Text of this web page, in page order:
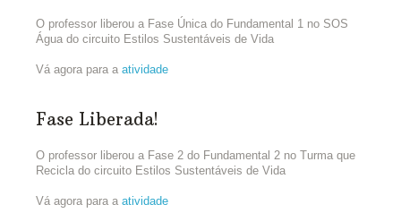
O professor liberou a Fase Única do Fundamental 1 no SOS
Água do circuito Estilos Sustentáveis de Vida
Vá agora para a atividade
Fase Liberada!
O professor liberou a Fase 2 do Fundamental 2 no Turma que
Recicla do circuito Estilos Sustentáveis de Vida
Vá agora para a atividade